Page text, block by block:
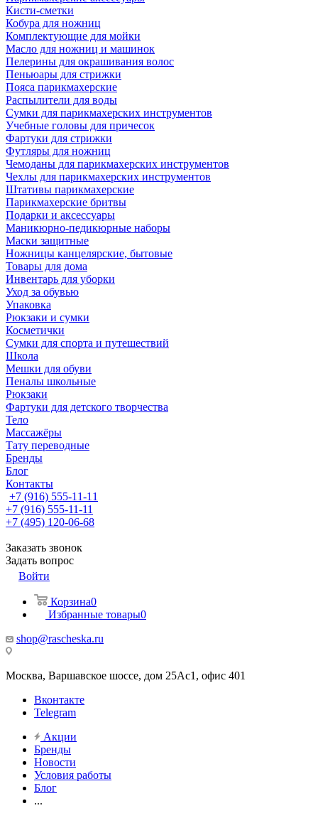
Кисти-сметки
Кобура для ножниц
Комплектующие для мойки
Масло для ножниц и машинок
Пелерины для окрашивания волос
Пеньюары для стрижки
Пояса парикмахерские
Распылители для воды
Сумки для парикмахерских инструментов
Учебные головы для причесок
Фартуки для стрижки
Футляры для ножниц
Чемоданы для парикмахерских инструментов
Чехлы для парикмахерских инструментов
Штативы парикмахерские
Парикмахерские бритвы
Подарки и аксессуары
Маникюрно-педикюрные наборы
Маски защитные
Ножницы канцелярские, бытовые
Товары для дома
Инвентарь для уборки
Уход за обувью
Упаковка
Рюкзаки и сумки
Косметички
Сумки для спорта и путешествий
Школа
Мешки для обуви
Пеналы школьные
Рюкзаки
Фартуки для детского творчества
Тело
Массажёры
Тату переводные
Бренды
Блог
Контакты
+7 (916) 555-11-11
+7 (916) 555-11-11
+7 (495) 120-06-68
Заказать звонок
Задать вопрос
Войти
Корзина0
Избранные товары0
shop@rascheska.ru
Москва, Варшавское шоссе, дом 25Аc1, офис 401
Вконтакте
Telegram
Акции
Бренды
Новости
Условия работы
Блог
...